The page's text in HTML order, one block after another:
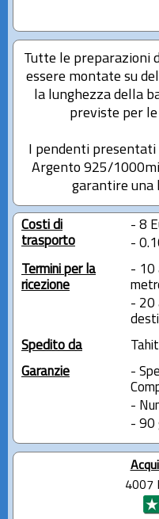
Tutte le preparazioni
essere montate su
la lunghezza della
previste per
I pendenti
Argento 925/
garantire una
Costi di
trasporto
- 8
-
Termini per la
ricezione
- 10
- 20
Spedito da
Garanzie
-
-
- 90
4007